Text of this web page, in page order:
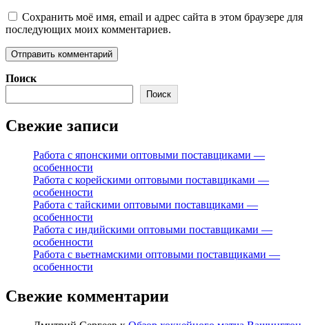
Сохранить моё имя, email и адрес сайта в этом браузере для
последующих моих комментариев.
Поиск
Поиск
Свежие записи
Работа с японскими оптовыми поставщиками —
особенности
Работа с корейскими оптовыми поставщиками —
особенности
Работа с тайскими оптовыми поставщиками —
особенности
Работа с индийскими оптовыми поставщиками —
особенности
Работа с вьетнамскими оптовыми поставщиками —
особенности
Свежие комментарии